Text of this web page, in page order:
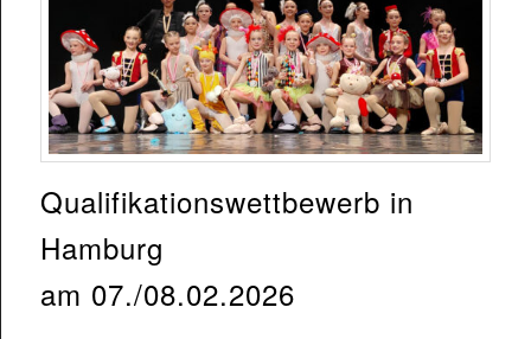
Qualifikationswettbewerb in
Hamburg
am 07./08.02.2026